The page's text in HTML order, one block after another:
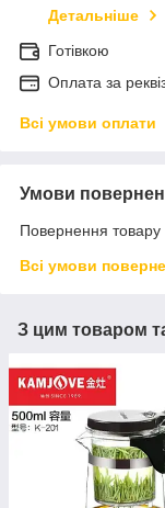
Детальніше
Готівкою
Оплата за
Всі умови оплати
Умови
Повернення товару
Всі умови
З цим товаром